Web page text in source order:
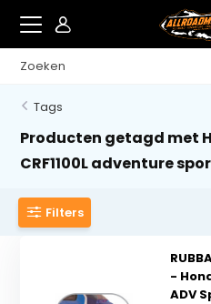
Tags
Producten getagd met
CRF1100L adventure
Filters
-
ADV